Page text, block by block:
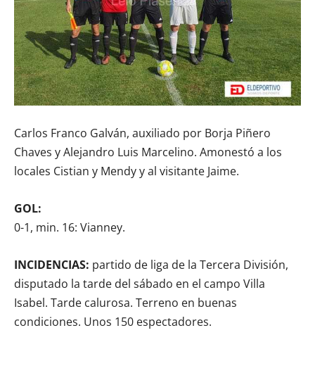
Carlos Franco Galván, auxiliado por Borja Piñero
Chaves y Alejandro Luis Marcelino. Amonestó a los
locales Cistian y Mendy y al visitante Jaime.
GOL:
0-1, min. 16: Vianney.
INCIDENCIAS: partido de liga de la Tercera División,
disputado la tarde del sábado en el campo Villa
Isabel. Tarde calurosa. Terreno en buenas
condiciones. Unos 150 espectadores.